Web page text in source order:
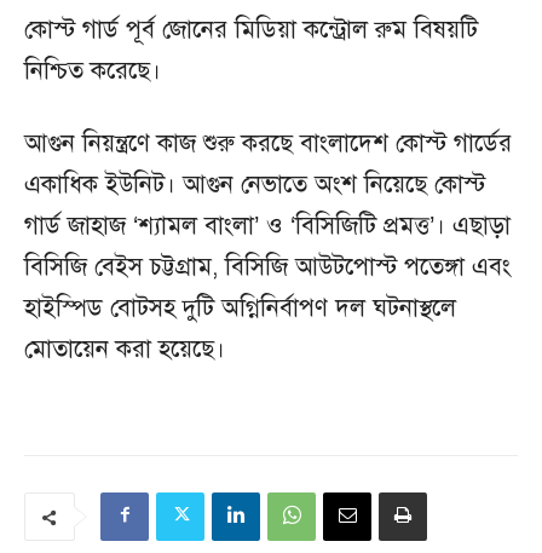
কোস্ট গার্ড পূর্ব জোনের মিডিয়া কন্ট্রোল রুম বিষয়টি
নিশ্চিত করেছে।
আগুন নিয়ন্ত্রণে কাজ শুরু করছে বাংলাদেশ কোস্ট গার্ডের
একাধিক ইউনিট। আগুন নেভাতে অংশ নিয়েছে কোস্ট
গার্ড জাহাজ ‘শ্যামল বাংলা’ ও ‘বিসিজিটি প্রমত্ত’। এছাড়া
বিসিজি বেইস চট্টগ্রাম, বিসিজি আউটপোস্ট পতেঙ্গা এবং
হাইস্পিড বোটসহ দুটি অগ্নিনির্বাপণ দল ঘটনাস্থলে
মোতায়েন করা হয়েছে।